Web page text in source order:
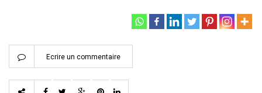
Ecrire un commentaire